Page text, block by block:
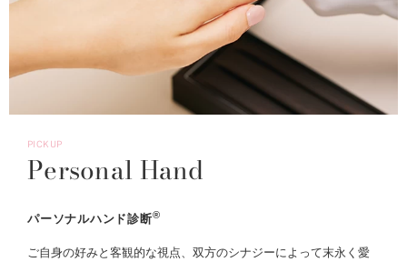
PICKUP
Personal Hand
パーソナルハンド診断®
ご自身の好みと客観的な視点、双方のシナジーによって末永く愛